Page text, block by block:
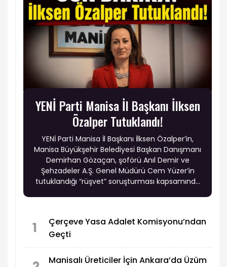
YENİ Parti Manisa İl Başkanı İlksen
Özalper Tutuklandı!
YENİ Parti Manisa İl Başkanı İlksen Özalper’in,
Manisa Büyükşehir Belediyesi Başkan Danışmanı
Demirhan Gözaçan, şoförü Anıl Demir ve
Şehzadeler A.Ş. Genel Müdürü Cem Yüzer’in
tutuklandığı “rüşvet” soruşturması kapsamında
1
Çerçeve Yasa Adalet Komisyonu’ndan
Geçti
Manisalı Üreticiler İçin Ankara’da Üzüm